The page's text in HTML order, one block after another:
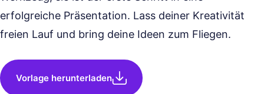
erfolgreiche Präsentation. Lass deiner Kreativität
freien Lauf und bring deine Ideen zum Fliegen.
Vorlage herunterladen